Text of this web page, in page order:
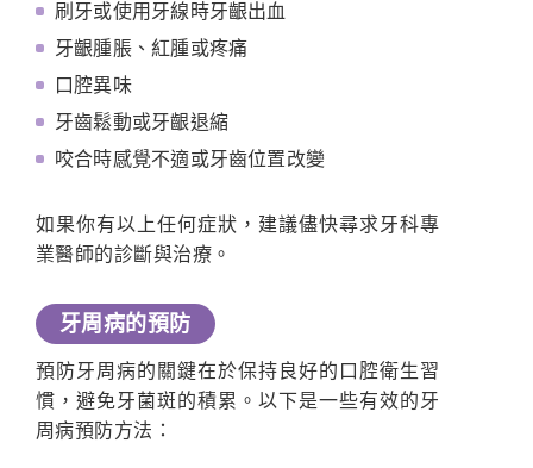
刷牙或使用牙線時牙齦出血
牙齦腫脹、紅腫或疼痛
口腔異味
牙齒鬆動或牙齦退縮
咬合時感覺不適或牙齒位置改變
如果你有以上任何症狀，建議儘快尋求牙科專
業醫師的診斷與治療。
牙周病的預防
預防牙周病的關鍵在於保持良好的口腔衛生習
慣，避免牙菌斑的積累。以下是一些有效的牙
周病預防方法：